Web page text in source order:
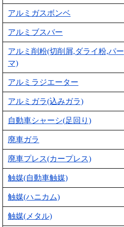
アルミガスボンベ
アルミブスバー
アルミ削粉(切削屑,ダライ粉,パー
マ)
アルミラジエーター
アルミガラ(込みガラ)
自動車シャーシ(足回り)
廃車ガラ
廃車プレス(カープレス)
触媒(自動車触媒)
触媒(ハニカム)
触媒(メタル)